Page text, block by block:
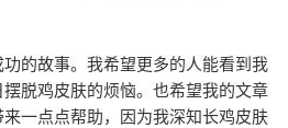
的故事。我希望更多的人能看到我
脱鸡皮肤的烦恼。也希望我的文章
一点点帮助，因为我深知长鸡皮肤